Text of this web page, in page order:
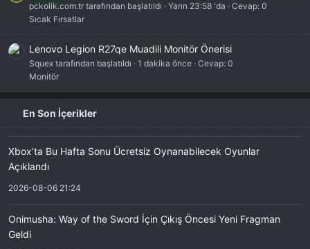
pckolik.com.tr tarafından başlatıldı Yarın 23:58 'da
Cevap: 0
Sıcak Fırsatlar
Lenovo Legion R27qe Muadili Monitör Önerisi
Squex tarafından başlatıldı 1 dakika önce Cevap: 0
Monitör
En Son İçerikler
Xbox’ta Bu Hafta Sonu Ücretsiz Oynanabilecek Oyunlar
Açıklandı
2026-08-06 21:24
Onimusha: Way of the Sword İçin Çıkış Öncesi Yeni Fragman
Geldi